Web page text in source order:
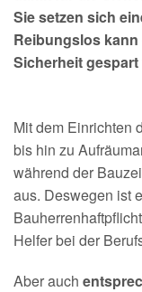
Sie setzen sich
Reibungslos
Sicherheit gespart
Mit dem Einrichten
bis hin zu
während der
aus. Deswegen ist
Helfer bei der
Aber auch